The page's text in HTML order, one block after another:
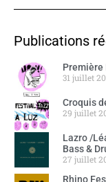
Publications
Première
31 juillet
Croquis
29 juillet
Lazro /
Bass &
27 juillet
Rhino